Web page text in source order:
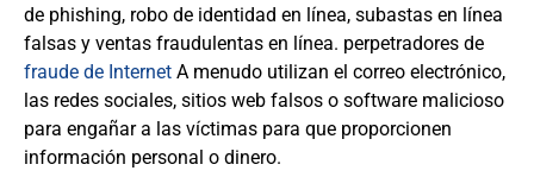
de phishing, robo de identidad en línea, subastas en línea
falsas y ventas fraudulentas en línea. perpetradores de
fraude de Internet A menudo utilizan el correo electrónico,
las redes sociales, sitios web falsos o software malicioso
para engañar a las víctimas para que proporcionen
información personal o dinero.